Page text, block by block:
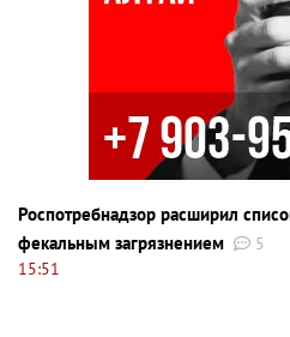
Роспотребнадзор расширил
фекальным загрязнением
5
15:51